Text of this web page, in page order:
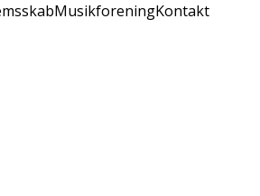
MusikforeningKontakt